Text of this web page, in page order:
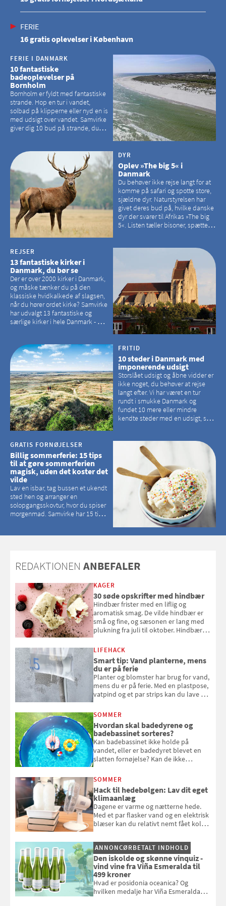
FERIE
16 gratis oplevelser i København
FERIE I DANMARK
10 fantastiske
badeoplevelser på
Bornholm
Bornholm er fyldt med fantastiske
strande. Hop en tur i vandet,
solbad på klipperne eller nyd en is
med udsigt over vandet. Samvirke
giver dig 10 bud på strande, du
DYR
Oplev »The big 5« i
Danmark
Du behøver ikke rejse langt for at
komme på safari og spotte store,
sjældne dyr. Naturstyrelsen har
givet deres bud på, hvilke danske
dyr der svarer til Afrikas »The big
5«. Listen tæller bisoner, spættede
REJSER
13 fantastiske kirker i
Danmark, du bør se
Der er over 2000 kirker i Danmark,
og måske tænker du på den
klassiske hvidkalkede af slagsen,
når du hører ordet kirke? Samvirke
har udvalgt 13 fantastiske og
særlige kirker i hele Danmark - og
hvilke kirker, der er en omvej værd
FRITID
10 steder i Danmark med
imponerende udsigt
Storslået udsigt og åbne vidder er
ikke noget, du behøver at rejse
langt efter. Vi har været en tur
rundt i smukke Danmark og
fundet 10 mere eller mindre
kendte steder med en udsigt, som
GRATIS FORNØJELSER
Billig sommerferie: 15 tips
til at gøre sommerferien
magisk, uden det koster det
vilde
Lav en isbar, tag bussen et ukendt
sted hen og arranger en
solopgangsskovtur, hvor du spiser
morgenmad. Samvirke har 15 tips
REDAKTIONEN ANBEFALER
KAGER
30 søde opskrifter med hindbær
Hindbær frister med en liflig og
aromatisk smag. De vilde hindbær er
små og fine, og sæsonen er lang med
plukning fra juli til oktober. Hindbær
kan bruge dine hindbær i alt fra
bagværk og salater til is og syltning.
LIFEHACK
Smart tip: Vand planterne, mens
du er på ferie
Planter og blomster har brug for vand,
mens du er på ferie. Med en plastpose,
vatpind og et par strips kan du lave dit
at bede naboen om at vande eller
SOMMER
Hvordan skal badedyrene og
badebassinet sorteres?
Kan badebassinet ikke holde på
vandet, eller er badedyret blevet en
slatten fornøjelse? Kan de ikke
opmærksom, når du smider
badebassinet eller et badedyr ud
SOMMER
Hack til hedebølgen: Lav dit eget
klimaanlæg
Dagene er varme og nætterne hede.
Med et par flasker vand og en elektrisk
blæser kan du relativt nemt fået koldt
og se, hvordan du gør
ANNONCØRBETALT INDHOLD
Den iskolde og skønne vinquiz -
vind vine fra Viña Esmeralda til
499 kroner
Hvad er posidonia oceanica? Og
hvilken medalje har Viña Esmeralda